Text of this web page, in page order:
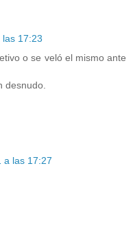
17:23
o se veló el mismo ante
desnudo.
a las 17:27